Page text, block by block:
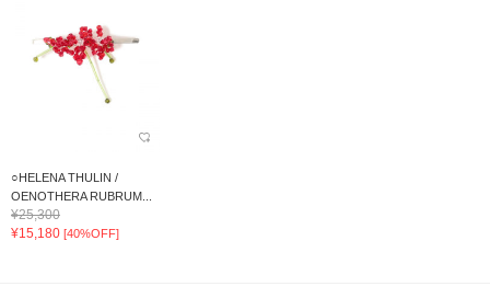
○HELENA THULIN /
OENOTHERA RUBRUM...
¥25,300
¥15,180 [40%OFF]